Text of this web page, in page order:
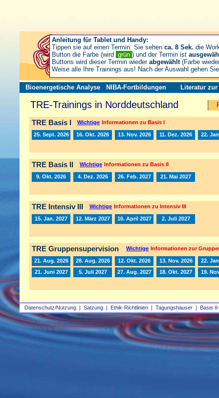
Datenschutz/Nutzung | Satzung | Ethik-Richtlinien | Tagungshäuser | Basis
Bioenergetische Analyse NIBA-Fortbildungen Literatur zur
TRE-Trainings in Norddeutschland
TRE Basis I Wichtige Informationen zu Basis I
25. Sept. 2026 16. Okt. 2026 13. Nov. 2026 11. Dez. 2026 22.
TRE Basis II Wichtige Informationen zu Basis II
9. Okt. 2026 4. Dez. 2026 26. Feb. 2027 21. Mai 2027
TRE Intensiv III Wichtige Informationen zu Intensiv III
15. Jan. 2027 12. März 2027 16. April 2027 2. Juli 2027
TRE Gruppensupervision Wichtige Informationen zur
21. Aug. 2026 28. Aug. 2026 12. Okt. 2026 13. Nov. 2026
22.
21. Juni 2027
5. Juli 2027 27. Aug. 2027 18. Okt. 2027 19.
Anleitung für Tablet und Handy:
Tippen sie auf einen Termin. Sie sehen ca. 8 Sek. die
Button die Farbe (wird grün ) und der Termin ist
Buttons wird dieser Termin wieder abgewählt(Farbe
Weise alle Ihre Trainings aus! Nach der Auswahl gehen